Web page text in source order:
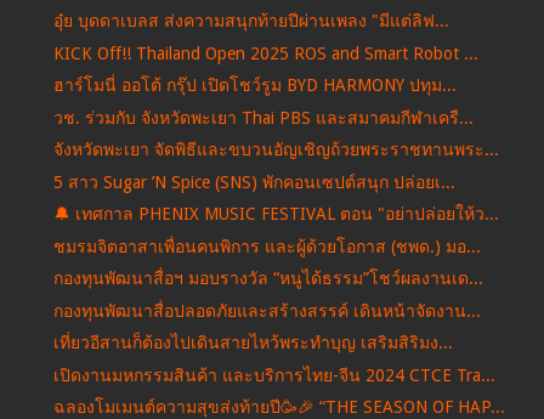
อุ๋ย บุดดาเบลส ส่งความสนุกท้ายปีผ่านเพลง "มีแต่ลิฟ...
KICK Off!! Thailand Open 2025 ROS and Smart Robot ...
ฮาร์โมนี่ ออโต้ กรุ๊ป เปิดโชว์รูม BYD HARMONY ปทุม...
วช. ร่วมกับ จังหวัดพะเยา Thai PBS และสมาคมกีฬาเครื...
จังหวัดพะเยา จัดพิธีและขบวนอัญเชิญถ้วยพระราชทานพระ...
5 สาว Sugar ’N Spice (SNS) พักคอนเซปต์สนุก ปล่อยเ...
🔔 เทศกาล PHENIX MUSIC FESTIVAL ตอน "อย่าปล่อยให้ว...
ชมรมจิตอาสาเพื่อนคนพิการ และผู้ด้วยโอกาส (ชพด.) มอ...
กองทุนพัฒนาสื่อฯ มอบรางวัล “หนูได้ธรรม”โชว์ผลงานเด...
กองทุนพัฒนาสื่อปลอดภัยและสร้างสรรค์ เดินหน้าจัดงาน...
เที่ยวอีสานก็ต้องไปเดินสายไหว้พระทำบุญ เสริมสิริมง...
เปิดงานมหกรรมสินค้า และบริการไทย-จีน 2024 CTCE Tra...
ฉลองโมเมนต์ความสุขส่งท้ายปี🥳🎉 “THE SEASON OF HAP...